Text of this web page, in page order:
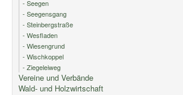
- Seegen
- Seegensgang
- Steinbergstraße
- Wesfladen
- Wiesengrund
- Wischkoppel
- Ziegeleiweg
Vereine und Verbände
Wald- und Holzwirtschaft